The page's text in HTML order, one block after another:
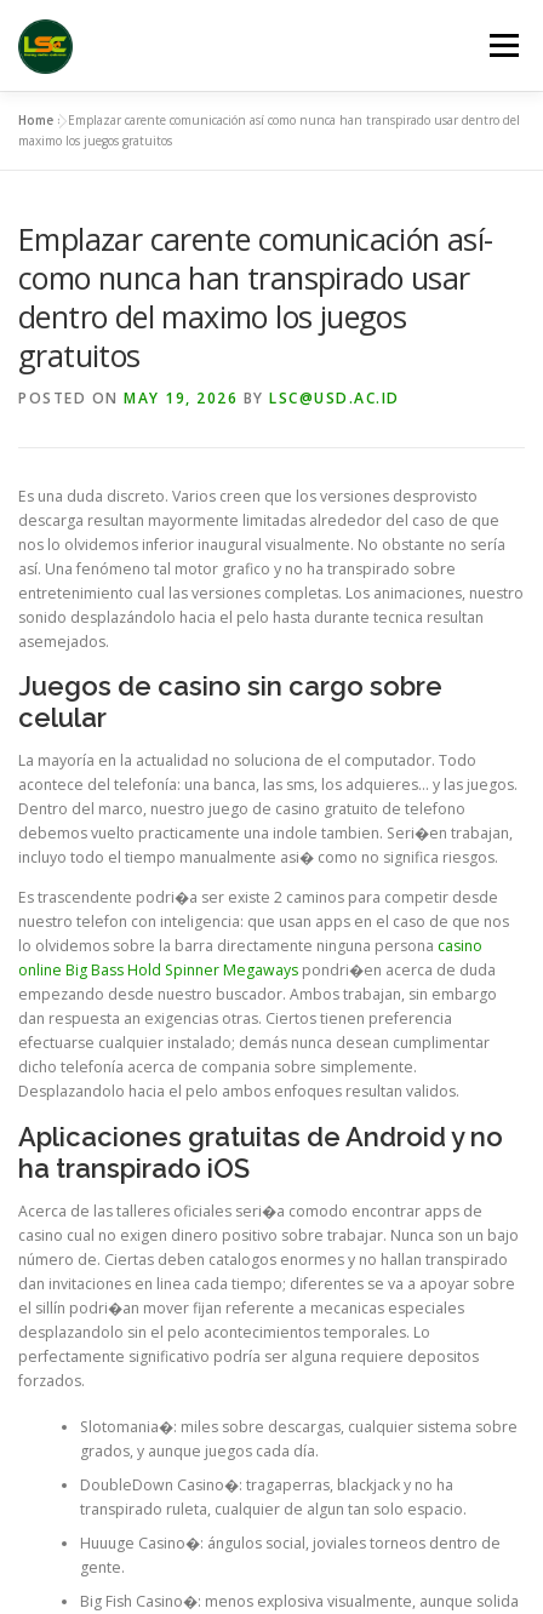
content
Menu
HOME LSC 2026 REGISTRATION
ACCEPTED ABSTRACTS VENUES LINKS
PUBLICATION CHANNELS ARCHIVE
Home »Emplazar carente comunicación así­ como nunca han transpirado usar dentro del
maximo los juegos gratuitos
Emplazar carente comunicación así­
como nunca han transpirado usar
dentro del maximo los juegos
gratuitos
POSTED ON MAY 19, 2026 BY LSC@USD.AC.ID
Es una duda discreto. Varios creen que los versiones desprovisto
descarga resultan mayormente limitadas alrededor del caso de que
nos lo olvidemos inferior inaugural visualmente. No obstante no serí­a
así. Una fenómeno tal motor grafico y no ha transpirado sobre
entretenimiento cual las versiones completas. Los animaciones, nuestro
sonido desplazándolo hacia el pelo hasta durante tecnica resultan
asemejados.
Juegos de casino sin cargo sobre
celular
La mayorí­a en la actualidad no soluciona de el computador. Todo
acontece del telefonía: una banca, las sms, los adquieres… y las juegos.
Dentro del marco, nuestro juego de casino gratuito de telefono
debemos vuelto practicamente una indole tambien. Seri�en trabajan,
incluyo todo el tiempo manualmente asi� como no significa riesgos.
Es trascendente podri�a ser existe 2 caminos para competir desde
nuestro telefon con inteligencia: que usan apps en el caso de que nos
lo olvidemos sobre la barra directamente ninguna persona casino
online Big Bass Hold Spinner Megaways pondri�en acerca de duda
empezando desde nuestro buscador. Ambos trabajan, sin embargo
dan respuesta an exigencias otras. Ciertos tienen preferencia
efectuarse cualquier instalado; demás nunca desean cumplimentar
dicho telefonía acerca de compania sobre simplemente.
Desplazandolo hacia el pelo ambos enfoques resultan validos.
Aplicaciones gratuitas de Android y no
ha transpirado iOS
Acerca de las talleres oficiales seri�a comodo encontrar apps de
casino cual no exigen dinero positivo sobre trabajar. Nunca son un bajo
número de. Ciertas deben catalogos enormes y no hallan transpirado
dan invitaciones en linea cada tiempo; diferentes se va a apoyar sobre
el sillí­n podri�an mover fijan referente a mecanicas especiales
desplazandolo sin el pelo acontecimientos temporales. Lo
perfectamente significativo podrí­a ser alguna requiere depositos
forzados.
Slotomania�: miles sobre descargas, cualquier sistema sobre
grados, y aunque juegos cada día.
DoubleDown Casino�: tragaperras, blackjack y no ha
transpirado ruleta, cualquier de algun tan solo espacio.
Huuuge Casino�: ángulos social, joviales torneos dentro de
gente.
Big Fish Casino�: menos explosiva visualmente, aunque solida